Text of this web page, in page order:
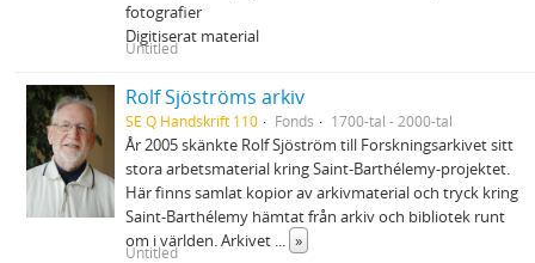
fotografier
Digitiserat material
Untitled
Rolf Sjöströms arkiv
SE Q Handskrift 110 Fonds 1700-tal - 2000-tal
År 2005 skänkte Rolf Sjöström till Forskningsarkivet sitt
stora arbetsmaterial kring Saint-Barthélemy-projektet.
Här finns samlat kopior av arkivmaterial och tryck kring
Saint-Barthélemy hämtat från arkiv och bibliotek runt
om i världen. Arkivet ... »
Untitled